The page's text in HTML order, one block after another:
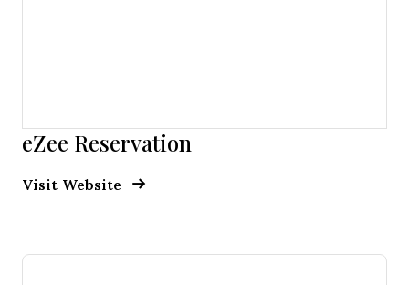
eZee Reservation
Visit Website Opens New Window